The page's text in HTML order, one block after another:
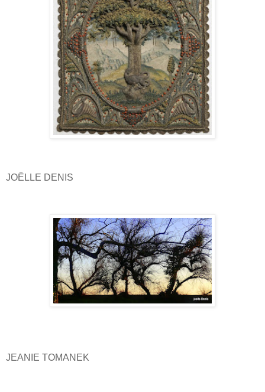
JOËLLE DENIS
JEANIE TOMANEK